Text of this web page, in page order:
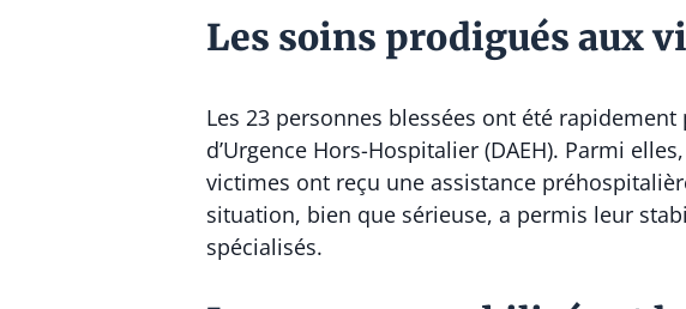
Les soins prodigués aux
Les 23 personnes blessées ont été
d’Urgence Hors-Hospitalier (DAEH). Parmi
victimes ont reçu une assistance
situation, bien que sérieuse, a permis leur
spécialisés.